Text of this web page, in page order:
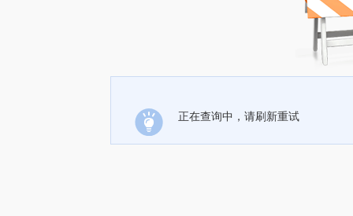
正在查询中，请刷新重试